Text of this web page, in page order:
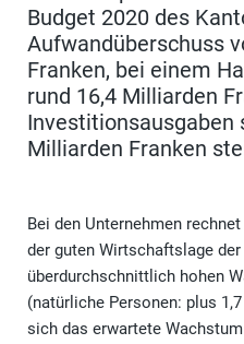
Budget 2020 des
Aufwandüberschuss
Franken, bei einem
rund 16,4 Milliarden
Investitionsausgaben
Milliarden Franken
Bei den Unternehmen
der guten Wirtschaftslage
überdurchschnittlich hohen
(natürliche Personen: plus
sich das erwartete